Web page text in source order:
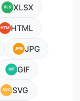
XLS XLSX
HTM HTML
JPG JPG
GIF GIF
SVG SVG